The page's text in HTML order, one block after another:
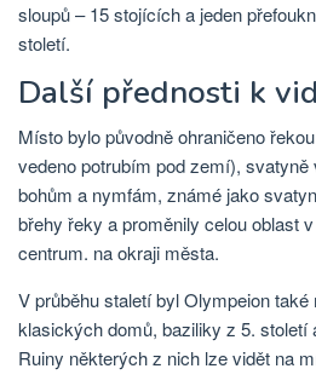
sloupů – 15 stojících a jeden
století.
Další přednosti k
Místo bylo původně ohraničeno
vedeno potrubím pod zemí),
bohům a nymfám, známé jako
břehy řeky a proměnily celou oblast
centrum. na okraji města.
V průběhu staletí byl Olympeion
klasických domů, baziliky z 5. století
Ruiny některých z nich lze vidět na